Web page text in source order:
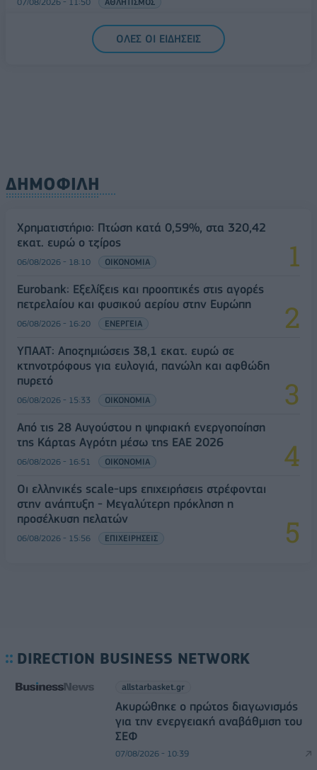
ΟΛΕΣ ΟΙ ΕΙΔΗΣΕΙΣ
ΔΗΜΟΦΙΛΗ
Χρηματιστήριο: Πτώση κατά 0,59%, στα 320,42
εκατ. ευρώ ο τζίρος
06/08/2026 - 18:10 ΟΙΚΟΝΟΜΙΑ
Eurobank: Εξελίξεις και προοπτικές στις αγορές
πετρελαίου και φυσικού αερίου στην Ευρώπη
06/08/2026 - 16:20 ΕΝΕΡΓΕΙΑ
ΥΠΑΑΤ: Αποζημιώσεις 38,1 εκατ. ευρώ σε
κτηνοτρόφους για ευλογιά, πανώλη και αφθώδη
πυρετό
06/08/2026 - 15:33 ΟΙΚΟΝΟΜΙΑ
Από τις 28 Αυγούστου η ψηφιακή ενεργοποίηση
της Κάρτας Αγρότη μέσω της ΕΑΕ 2026
06/08/2026 - 16:51 ΟΙΚΟΝΟΜΙΑ
Οι ελληνικές scale-ups επιχειρήσεις στρέφονται
στην ανάπτυξη - Μεγαλύτερη πρόκληση η
προσέλκυση πελατών
06/08/2026 - 15:56 ΕΠΙΧΕΙΡΗΣΕΙΣ
DIRECTION BUSINESS NETWORK
allstarbasket.gr
Ακυρώθηκε ο πρώτος διαγωνισμός
για την ενεργειακή αναβάθμιση του
ΣΕΦ
07/08/2026 - 10:39